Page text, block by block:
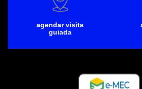
agendar visita
guiada